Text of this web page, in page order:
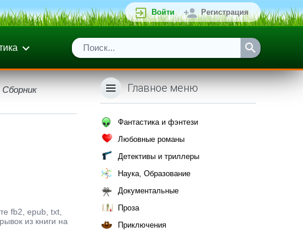
Войти Регистрация
fb2, epub, txt,
из книги на
Главное меню
Фантастика и фэнтези
Любовные романы
Детективы и триллеры
Наука, Образование
Документальные
Проза
Приключения